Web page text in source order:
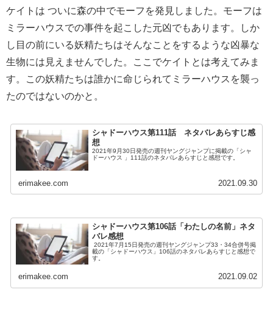
ケイトは ついに森の中でモーフを発見しました。モーフは
ミラーハウスでの事件を起こした元凶でもあります。しか
し目の前にいる妖精たちはそんなことをするような凶暴な
生物には見えませんでした。ここでケイトとは考えてみま
す。この妖精たちは誰かに命じられてミラーハウスを襲っ
たのではないのかと。
シャドーハウス第111話 ネタバレあらすじ感
想
2021年9月30日発売の週刊ヤングジャンプに掲載の「シャ
ドーハウス 」111話のネタバレあらすじと感想です。
erimakee.com 2021.09.30
シャドーハウス第106話「わたしの名前」ネタ
バレ感想
2021年7月15日発売の週刊ヤングジャンプ33・34合併号掲
載の「シャドーハウス」106話のネタバレあらすじと感想で
す。
erimakee.com 2021.09.02